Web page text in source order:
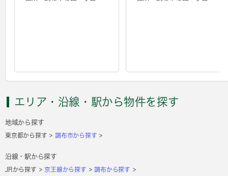
エリア・沿線・駅から物件を探す
地域から探す
東京都から探す 調布市から探す
沿線・駅から探す
JRから探す 京王線から探す 調布から探す